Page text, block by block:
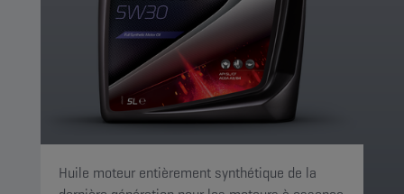
Huile moteur entièrement synthétique de la